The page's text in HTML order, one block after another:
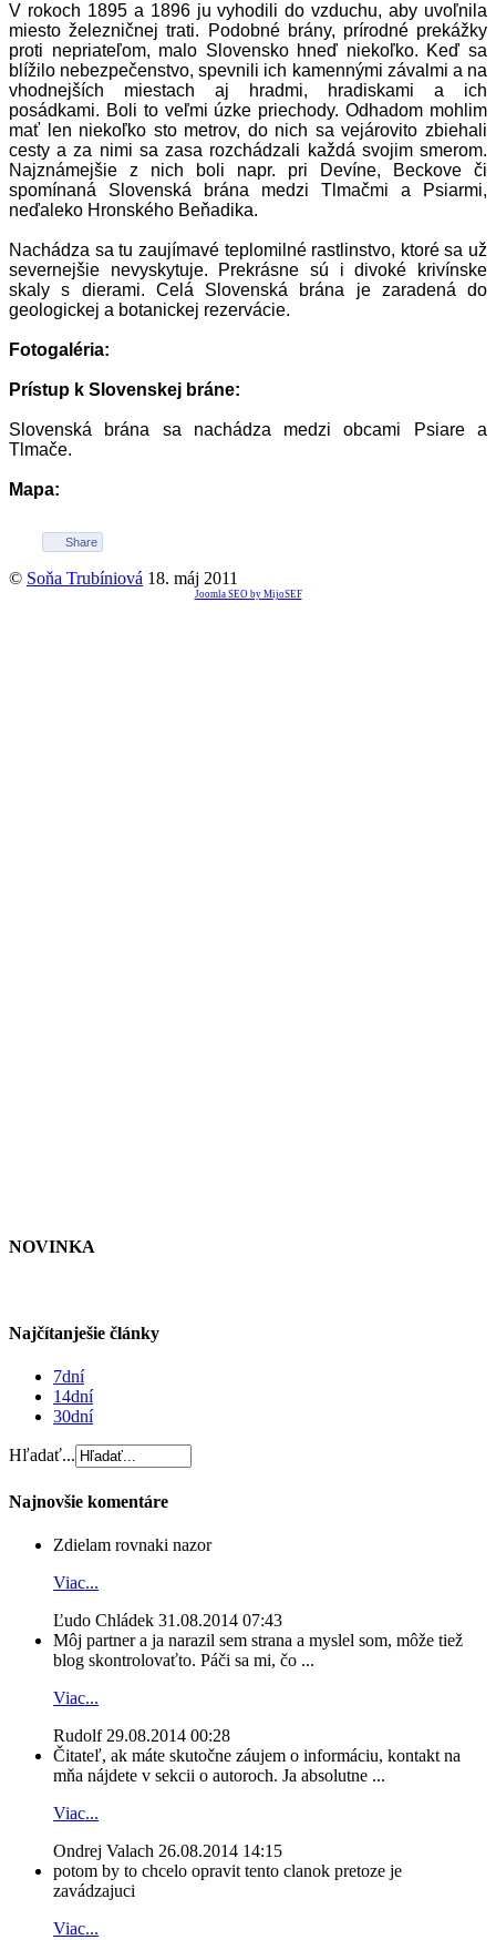
V rokoch 1895 a 1896 ju vyhodili do vzduchu, aby uvoľnila
miesto železničnej trati. Podobné brány, prírodné prekážky
proti nepriateľom, malo Slovensko hneď niekoľko. Keď sa
blížilo nebezpečenstvo, spevnili ich kamennými závalmi a na
vhodnejších miestach aj hradmi, hradiskami a ich
posádkami. Boli to veľmi úzke priechody. Odhadom mohlim
mať len niekoľko sto metrov, do nich sa vejárovito zbiehali
cesty a za nimi sa zasa rozchádzali každá svojim smerom.
Najznámejšie z nich boli napr. pri Devíne, Beckove či
spomínaná Slovenská brána medzi Tlmačmi a Psiarmi,
neďaleko Hronského Beňadika.
Nachádza sa tu zaujímavé teplomilné rastlinstvo, ktoré sa už
severnejšie nevyskytuje. Prekrásne sú i divoké krivínske
skaly s dierami. Celá Slovenská brána je zaradená do
geologickej a botanickej rezervácie.
Fotogaléria:
Prístup k Slovenskej bráne:
Slovenská brána sa nachádza medzi obcami Psiare a
Tlmače.
Mapa:
Share
© Soňa Trubíniová 18. máj 2011
Joomla SEO by MijoSEF
NOVINKA
Najčítanješie články
7dní
14dní
30dní
Hľadať...
Najnovšie komentáre
Zdielam rovnaki nazor
Viac...
Ľudo Chládek 31.08.2014 07:43
Môj partner a ja narazil sem strana a myslel som, môže tiež
blog skontrolovaťto. Páči sa mi, čo ...
Viac...
Rudolf 29.08.2014 00:28
Čitateľ, ak máte skutočne záujem o informáciu, kontakt na
mňa nájdete v sekcii o autoroch. Ja absolutne ...
Viac...
Ondrej Valach 26.08.2014 14:15
potom by to chcelo opravit tento clanok pretoze je
zavádzajuci
Viac...